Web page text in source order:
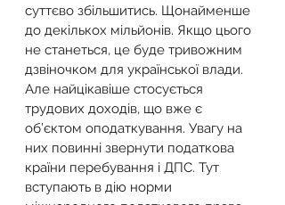
суттєво збільшитись. Щонайменше
до декількох мільйонів. Якщо цього
не станеться, це буде тривожним
дзвіночком для української влади.
Але найцікавіше стосується
трудових доходів, що вже є
об’єктом оподаткування. Увагу на
них повинні звернути податкова
країни перебування і ДПС. Тут
вступають в дію норми